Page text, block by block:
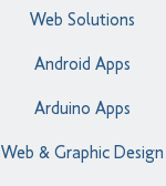
Web Solutions
Android Apps
Arduino Apps
Web & Graphic Design